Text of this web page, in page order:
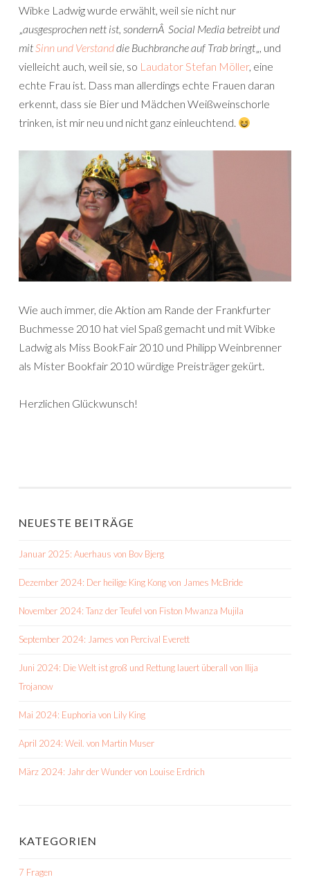
Wibke Ladwig wurde erwählt, weil sie nicht nur
„ausgesprochen nett ist, sondernÂ Social Media betreibt und
mitSinn und Verstanddie Buchbranche auf Trab bringt„, und
vielleicht auch, weil sie, so Laudator Stefan Möller, eine
echte Frau ist. Dass man allerdings echte Frauen daran
erkennt, dass sie Bier und Mädchen Weißweinschorle
trinken, ist mir neu und nicht ganz einleuchtend.
Wie auch immer, die Aktion am Rande der Frankfurter
Buchmesse 2010 hat viel Spaß gemacht und mit Wibke
Ladwig als Miss BookFair 2010 und Philipp Weinbrenner
als Mister Bookfair 2010 würdige Preisträger gekürt.
Herzlichen Glückwunsch!
NEUESTE BEITRÄGE
Januar 2025: Auerhaus von Bov Bjerg
Dezember 2024: Der heilige King Kong von James McBride
November 2024: Tanz der Teufel von Fiston Mwanza Mujila
September 2024: James von Percival Everett
Juni 2024: Die Welt ist groß und Rettung lauert überall von Ilija
Trojanow
Mai 2024: Euphoria von Lily King
April 2024: Weil. von Martin Muser
März 2024: Jahr der Wunder von Louise Erdrich
KATEGORIEN
7 Fragen